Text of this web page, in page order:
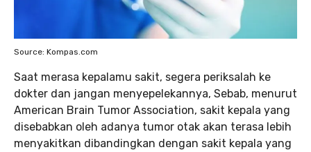
Source: Kompas.com
Saat merasa kepalamu sakit, segera periksalah ke
dokter dan jangan menyepelekannya, Sebab, menurut
American Brain Tumor Association, sakit kepala yang
disebabkan oleh adanya tumor otak akan terasa lebih
menyakitkan dibandingkan dengan sakit kepala yang